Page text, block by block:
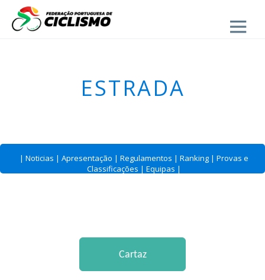
Close
ESTRADA
| Noticias | Apresentação | Regulamentos | Ranking | Provas e
Classificações | Equipas |